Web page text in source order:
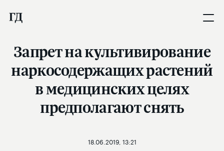
Запрет на культивирование
наркосодержащих растений
в медицинских целях
предполагают снять
18.06.2019, 13:21